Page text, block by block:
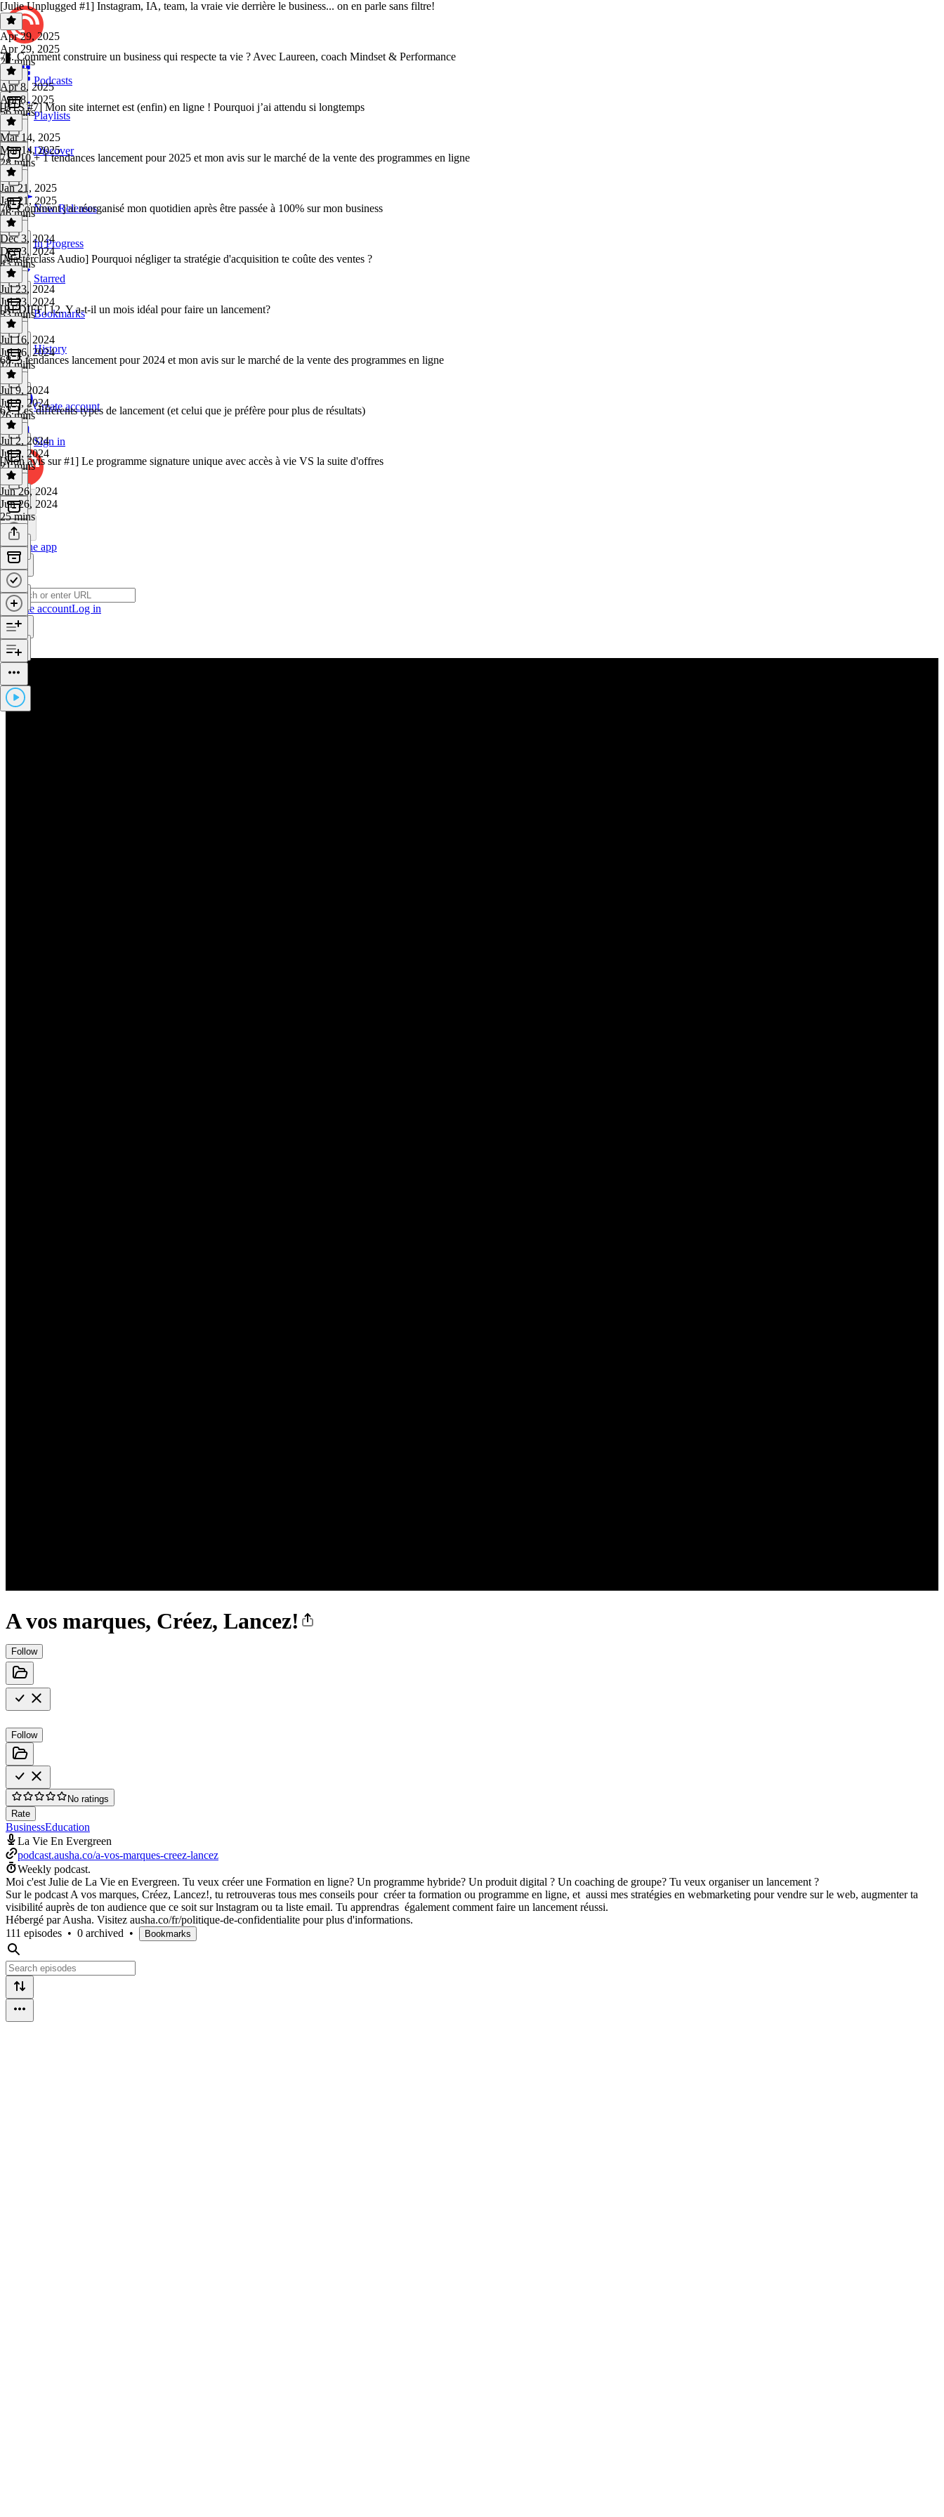
Podcasts
Playlists
Discover
New Releases
In Progress
Starred
Bookmarks
History
Create account
Sign in
Get the app
Create accountLog in
A vos marques, Créez, Lancez!
Follow
Follow
No ratings
Rate
BusinessEducation
La Vie En Evergreen
podcast.ausha.co/a-vos-marques-creez-lancez
Weekly podcast.
Moi c'est Julie de La Vie en Evergreen. Tu veux créer une Formation en ligne? Un programme hybride? Un produit digital ? Un coaching de groupe? Tu veux organiser un lancement ?
Sur le podcast A vos marques, Créez, Lancez!, tu retrouveras tous mes conseils pour créer ta formation ou programme en ligne, et aussi mes stratégies en webmarketing pour vendre sur le web, augmenter ta
visibilité auprès de ton audience que ce soit sur lnstagram ou ta liste email. Tu apprendras également comment faire un lancement réussi.
Hébergé par Ausha. Visitez ausha.co/fr/politique-de-confidentialite pour plus d'informations.
111 episodes • 0 archived • Bookmarks
[Julie Unplugged #1] Instagram, IA, team, la vraie vie derrière le business... on en parle sans filtre!
Apr 29, 2025
Apr 29, 2025
27 mins
72. Comment construire un business qui respecte ta vie ? Avec Laureen, coach Mindset & Performance
Apr 8, 2025
Apr 8, 2025
56 mins
[BTS #7] Mon site internet est (enfin) en ligne ! Pourquoi j’ai attendu si longtemps
Mar 14, 2025
Mar 14, 2025
28 mins
71 . 10 + 1 tendances lancement pour 2025 et mon avis sur le marché de la vente des programmes en ligne
Jan 21, 2025
Jan 21, 2025
46 mins
70. Comment j'ai réorganisé mon quotidien après être passée à 100% sur mon business
Dec 3, 2024
Dec 3, 2024
43 mins
[Masterclass Audio] Pourquoi négliger ta stratégie d'acquisition te coûte des ventes ?
Jul 23, 2024
Jul 23, 2024
33 mins
[REDIFF] 12. Y a-t-il un mois idéal pour faire un lancement?
Jul 16, 2024
Jul 16, 2024
14 mins
68. 5 tendances lancement pour 2024 et mon avis sur le marché de la vente des programmes en ligne
Jul 9, 2024
Jul 9, 2024
26 mins
67. Les différents types de lancement (et celui que je préfère pour plus de résultats)
Jul 2, 2024
Jul 2, 2024
21 mins
[Mon avis sur #1] Le programme signature unique avec accès à vie VS la suite d'offres
Jun 26, 2024
Jun 26, 2024
25 mins